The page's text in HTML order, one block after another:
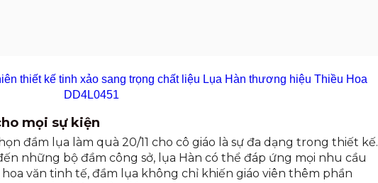
thiết kế tinh xảo sang trọng chất liệu Lụa Hàn thương hiệu Thiều Hoa
DD4L0451
mọi sự kiện
đầm lụa làm quà 20/11 cho cô giáo là sự đa dạng trong thiết kế.
những bộ đầm công sở, lụa Hàn có thể đáp ứng mọi nhu cầu
văn tinh tế, đầm lụa không chỉ khiến giáo viên thêm phần